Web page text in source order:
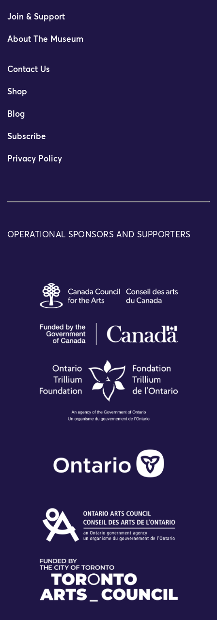
Join & Support
About The Museum
Contact Us
Shop
Blog
Subscribe
Privacy Policy
OPERATIONAL SPONSORS AND SUPPORTERS